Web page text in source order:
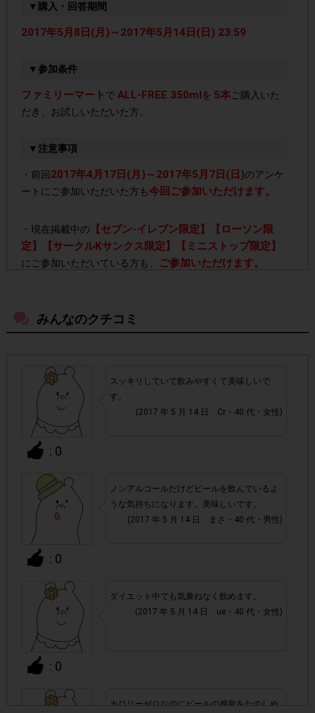
▼購入・回答期間
2017年5月8日(月)～2017年5月14日(日) 23:59
▼参加条件
ファミリーマート でALL-FREE 350ml を 5本ご購入いた
だき、お試しいただいた方。
▼注意事項
・前回 2017年4月17日(月)～2017年5月7日(日)のアンケ
ートにご参加いただいた方も今回ご参加いただけます。
・現在掲載中の
【セブン-イレブン限定】【ローソン限
定】【サークルKサンクス限定】【ミニストップ限定】
にご参加いただいている方も、 ご参加いただけます。
500ml」、その他シリーズ
ント対象外となりますのでご注意ください。
・ご購入本数は
いた場合はポイント付与対象外となります。
・20歳以上の成人の方が対象です。
ださい。
・参加(申し込み)を回答前にしていただければ、募集人数が
上限に達しても、掲載期間内のアンケート回答が可能です。
回の参加とさせていただいております。
・悪質な投稿があった場合、
だくこともあります。
て、機種によってはアンケートに回答できない場合がござい
みんなのクチコミ
: 0
スッキリしていて飲みやすくて美味しいで
す。
(2017 年 5 月 14 日 Cr・40 代・女性)
: 0
ノンアルコールだけどビールを飲んでいるよ
うな気持ちになります。美味しいです。
(2017 年 5 月 14 日 まさ・40 代・男性)
: 0
ダイエット中でも気兼ねなく飲めます。
(2017 年 5 月 14 日 ue・40 代・女性)
カロリーゼロなのにビールの感覚をたのしめ